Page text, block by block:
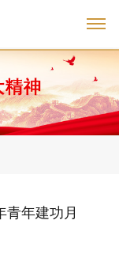
青年建功月